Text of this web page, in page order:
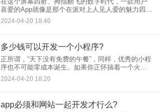
喜爱的App就像是那个在派对上人见人爱的魅力四射
的家伙。要打造出这样的App程序，并非一蹴而就，
而是需要跨越一系列的App程序关键步骤。作为一个
2024-04-20 18:40
多少钱可以开发一个小程序?
正所谓，“天下没有免费的午餐”，同样，优秀的小程
序也不可能零成本诞生。如果你正怀揣着一个火辣
辣的小程序创意，心中难免会打起算盘：开发一个
小程序究竟要花多少银子？别急，今天，就让我这
2024-04-20 18:20
app必须和网站一起开发才行么?